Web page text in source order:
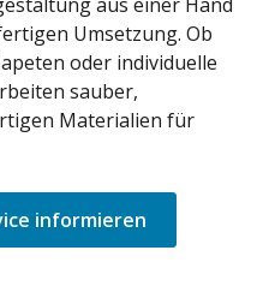
Umsetzung. Ob
oder individuelle
sauber,
Materialien für
informieren